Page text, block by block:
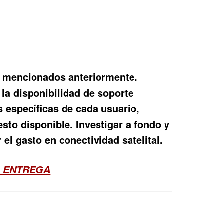
anteriormente.
disponibilidad de soporte
de cada usuario,
disponible. Investigar a fondo y
gasto en conectividad satelital.